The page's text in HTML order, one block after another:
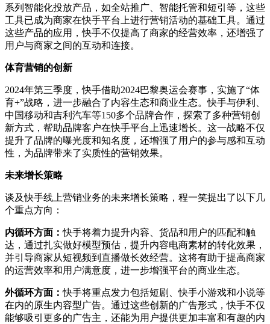
系列智能化投放产品，如全站推广、智能托管和短引等，这些
工具已成为商家在快手平台上进行营销活动的基础工具。通过
这些产品的应用，快手不仅提高了商家的经营效率，还增强了
用户与商家之间的互动和连接。
体育营销的创新
2024年第三季度，快手借助2024巴黎奥运会赛事，实施了“体
育+”战略，进一步融合了内容生态和商业生态。快手与伊利、
中国移动和吉利汽车等150多个品牌合作，探索了多种营销创
新方式，帮助品牌客户在快手平台上迅速增长。这一战略不仅
提升了品牌的曝光度和知名度，还增强了用户的参与感和互动
性，为品牌带来了实质性的营销效果。
未来增长策略
谈及快手线上营销业务的未来增长策略，程一笑提出了以下几
个重点方向：
内循环方面：快手将着力提升内容、货品和用户的匹配和触
达，通过扎实做好模型预估，提升内容电商素材的转化效果，
并引导商家从短视频到直播做长效经营。这将有助于提高商家
的运营效率和用户满意度，进一步增强平台的商业生态。
外循环方面：快手将重点发力包括短剧、快手小游戏和小说等
在内的原生内容型广告。通过这些创新的广告形式，快手不仅
能够吸引更多的广告主，还能为用户提供更加丰富和有趣的内